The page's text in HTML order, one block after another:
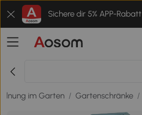
Sichere dir 5% APP-Rabatt
im Garten / Gartenschränke /